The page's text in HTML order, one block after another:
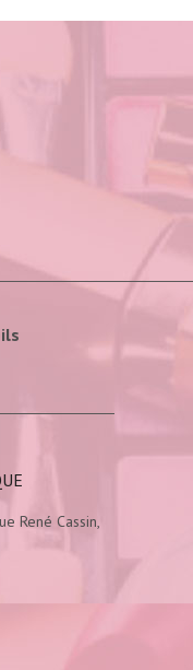
René Cassin,